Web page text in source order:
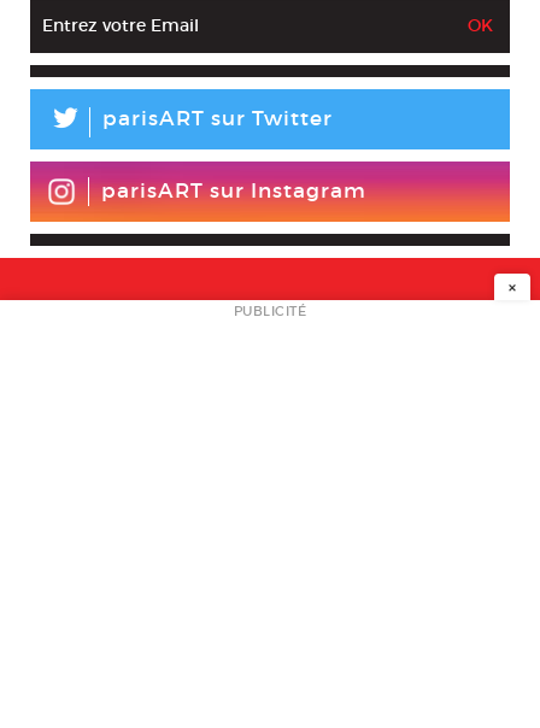
L parisART sur Twitter
parisART sur Instagram
NEWSLETTER
×
PUBLICITÉ